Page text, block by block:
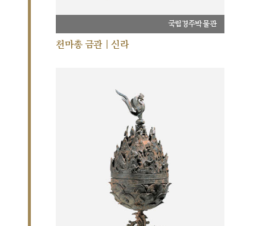
국립경주박물관
천마총 금관 | 신라